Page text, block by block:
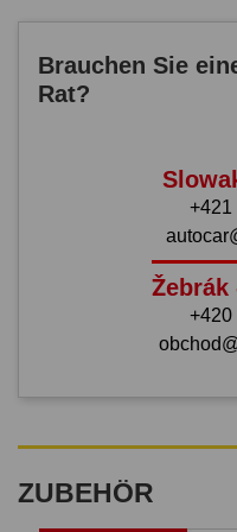
Brauchen Sie
Rat?
+421
Žebrák
+420
ZUBEHÖR